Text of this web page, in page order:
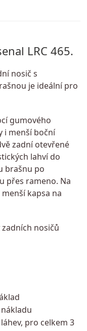
LRC 465.
nosič s
je ideální pro
gumového
i menší boční
zadní otevřené
lahví do
brašnu po
přes rameno. Na
kapsa na
nosičů
pro celkem 3